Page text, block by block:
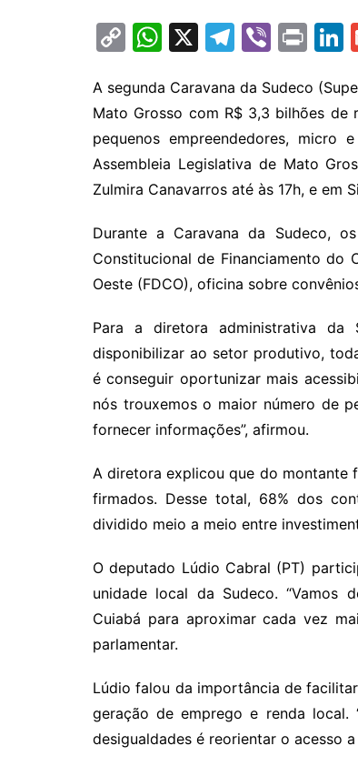
C
p
y
Li
n
W
at
s
A
p
X
T
e
gr
a
m
Vi
er
Pr
t
k
n
A segunda Caravana da Sudeco
Mato Grosso com R$ 3,3 bilhões de
pequenos empreendedores, micro
Assembleia Legislativa de Mato
Zulmira Canavarros até às 17h, e em
Durante a Caravana da Sudeco,
Constitucional de Financiamento do
Oeste (FDCO), oficina sobre
Para a diretora administrativa
disponibilizar ao setor produtivo,
é conseguir oportunizar mais
nós trouxemos o maior número de
fornecer informações”, afirmou.
A diretora explicou que do montante
firmados. Desse total, 68% dos
dividido meio a meio entre
O deputado Lúdio Cabral (PT)
unidade local da Sudeco. “Vamos
Cuiabá para aproximar cada vez
parlamentar.
Lúdio falou da importância de
geração de emprego e renda
desigualdades é reorientar o acesso